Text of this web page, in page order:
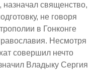
священство,
не говоря
в Гонконге
Несмотря
совершил нечто
Владыку Сергия